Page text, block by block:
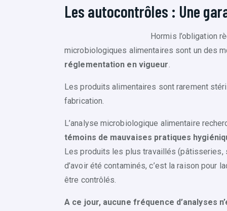
Les autocontrôles : Une
Hormis l’obligation
microbiologiques alimentaires sont un des
réglementation en vigueur.
Les produits alimentaires sont rarement
fabrication.
L’analyse microbiologique alimentaire
témoins de mauvaises pratiques
Les produits les plus travaillés (pâtisseries,
d’avoir été contaminés, c’est la raison
être contrôlés.
A ce jour, aucune fréquence d’analyses